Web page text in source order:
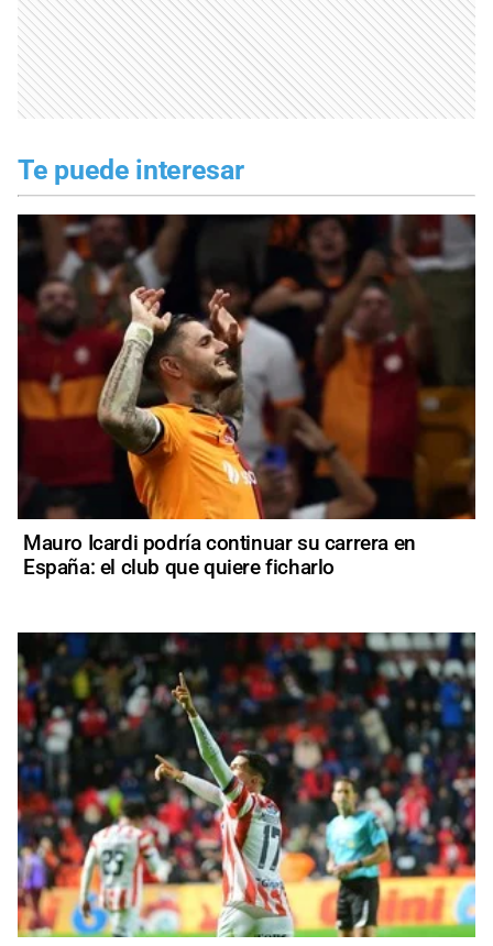
Te puede interesar
Mauro Icardi podría continuar su carrera en
España: el club que quiere ficharlo